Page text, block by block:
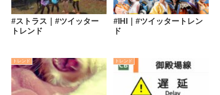
#ストラス｜#ツイッター
トレンド
#IHI｜#ツイッタートレン
ド
トレンド トレンド